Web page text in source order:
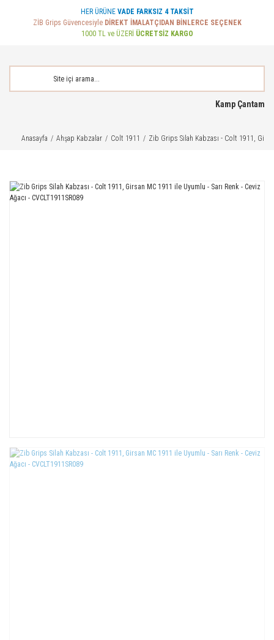
HER ÜRÜNE VADE FARKSIZ 4 TAKSİT
ZİB Grips Güvencesiyle DİREKT İMALATÇIDAN BİNLERCE SEÇENEK
1000 TL ve ÜZERİ ÜCRETSİZ KARGO
Kamp Çantam
Anasayfa Ahşap Kabzalar Colt 1911 Zib Grips Silah Kabzası - Colt 1911,